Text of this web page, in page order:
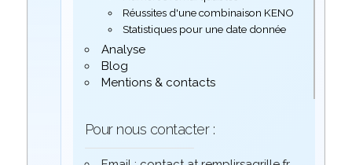
Réussites d'une combinaison KENO
Statistiques pour une date donnée
Analyse
Blog
Mentions & contacts
Pour nous contacter :